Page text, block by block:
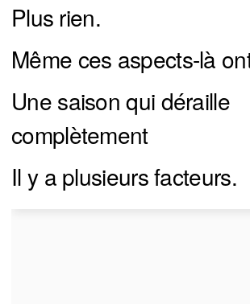
Plus rien.
Même ces aspects-là
Une saison qui déraille
complètement
Il y a plusieurs facteurs.